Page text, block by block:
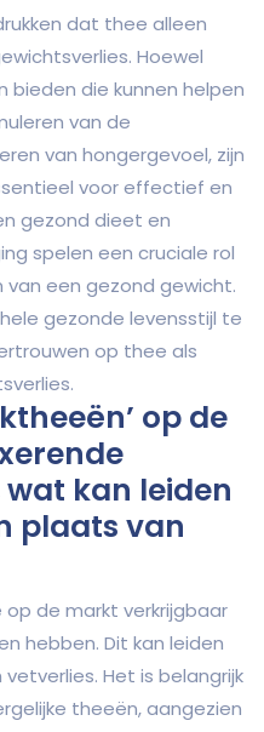
dat thee alleen
Hoewel
die kunnen helpen
van de
van hongergevoel, zijn
voor effectief en
gezond dieet en
spelen een cruciale rol
een gezond gewicht.
gezonde levensstijl te
op thee als
op de
kan leiden
plaats van
op de markt verkrijgbaar
hebben. Dit kan leiden
Het is belangrijk
theeën, aangezien